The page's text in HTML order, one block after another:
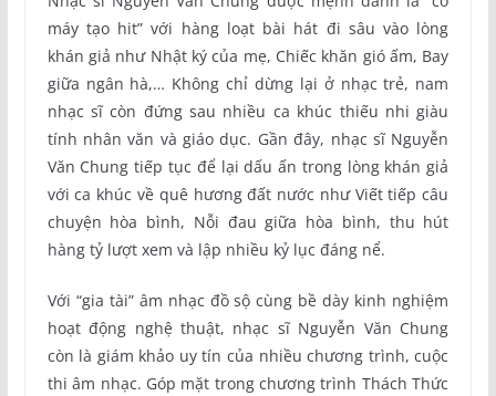
máy tạo hit” với hàng loạt bài hát đi sâu vào lòng
khán giả như Nhật ký của mẹ, Chiếc khăn gió ấm, Bay
giữa ngân hà,… Không chỉ dừng lại ở nhạc trẻ, nam
nhạc sĩ còn đứng sau nhiều ca khúc thiếu nhi giàu
tính nhân văn và giáo dục. Gần đây, nhạc sĩ Nguyễn
Văn Chung tiếp tục để lại dấu ấn trong lòng khán giả
với ca khúc về quê hương đất nước như Viết tiếp câu
chuyện hòa bình, Nỗi đau giữa hòa bình, thu hút
hàng tỷ lượt xem và lập nhiều kỷ lục đáng nể.
Với “gia tài” âm nhạc đồ sộ cùng bề dày kinh nghiệm
hoạt động nghệ thuật, nhạc sĩ Nguyễn Văn Chung
còn là giám khảo uy tín của nhiều chương trình, cuộc
thi âm nhạc. Góp mặt trong chương trình Thách Thức